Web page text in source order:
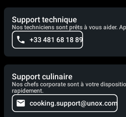
Support technique
Nos techniciens sont prêts à vous aider.
+33 481 68 18 89
Support culinaire
Nos chefs corporate sont à votre
rapidement.
cooking.support@unox.com